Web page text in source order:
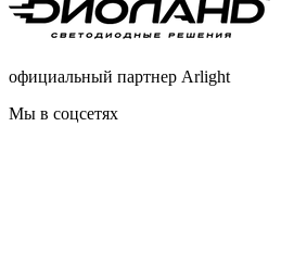
официальный партнер Arlight
Мы в соцсетях